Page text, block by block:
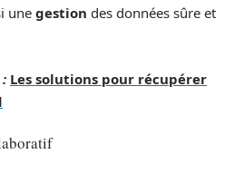
une gestion des données sûre et
Les solutions pour récupérer